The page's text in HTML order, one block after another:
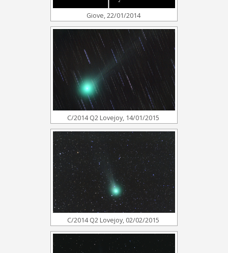
Giove, 22/01/2014
C/2014 Q2 Lovejoy, 14/01/2015
C/2014 Q2 Lovejoy, 02/02/2015